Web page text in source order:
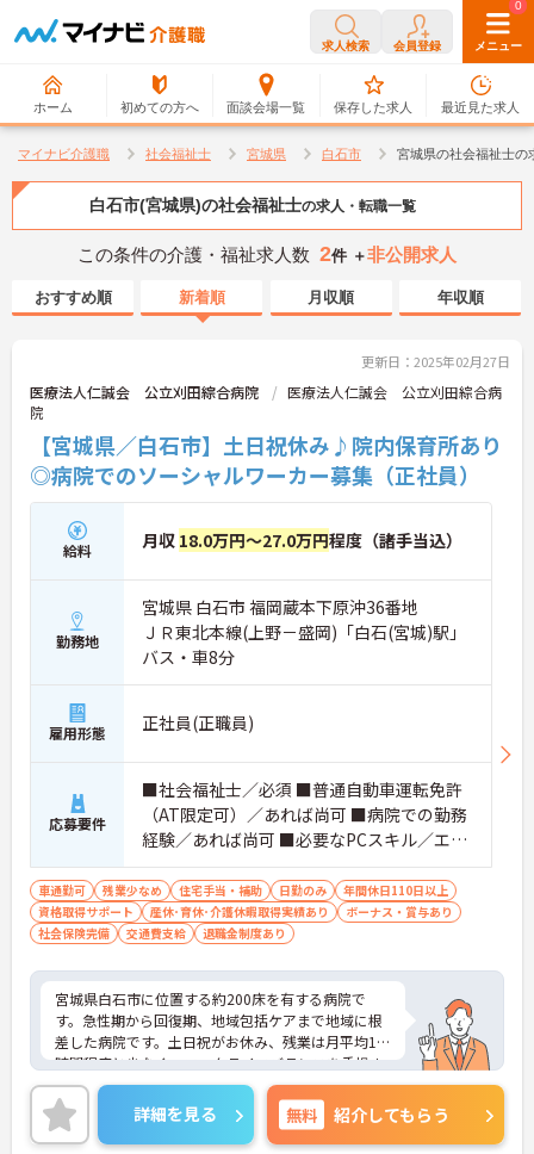
求人検索 会員登録 メニュー
ホーム 初めての方へ 面談会場一覧
0
保存した求人
0
最近見た求人
マイナビ介護職 社会福祉士 宮城県 白石市 宮城県の社会福祉士の
白石市(宮城県)の社会福祉士の求人・転職一覧
この条件の介護・福祉求人数 2件 ＋非公開求人
おすすめ順 新着順 月収順 年収順
更新日：2025年02月27日
医療法人仁誠会 公立刈田綜合病院
医療法人仁誠会 公立刈田綜合病
院
【宮城県／白石市】土日祝休み♪院内保育所あり
◎病院でのソーシャルワーカー募集（正社員）
給料 月収 18.0万円～27.0万円程度（諸手当込）
勤務地
宮城県 白石市 福岡蔵本下原沖36番地
ＪＲ東北本線(上野－盛岡)「白石(宮城)駅」
バス・車8分
雇用形態 正社員(正職員)
応募要件
■社会福祉士／必須 ■普通自動車運転免許
（AT限定可）／あれば尚可 ■病院での勤務
経験／あれば尚可 ■必要なPCスキル／エク
セル・ワードの基本操作
車通勤可 残業少なめ 住宅手当・補助 日勤のみ
年間休日110日以上
資格取得サポート
産休･育休･介護休暇取得実績あり
ボーナス・賞与あり
社会保険完備
交通費支給 退職金制度あり
宮城県白石市に位置する約200床を有する病院で
す。急性期から回復期、地域包括ケアまで地域に根
差した病院です。土日祝がお休み、残業は月平均10
時間程度と少なく、ワークライフバランスを重視さ
れる方にもおすすめです。ご興味のある方には、面
接対策ポイントなど、さらに詳細をお話しいたしま
すのでお気軽にご相談ください！
詳細を見る 無料 紹介してもらう